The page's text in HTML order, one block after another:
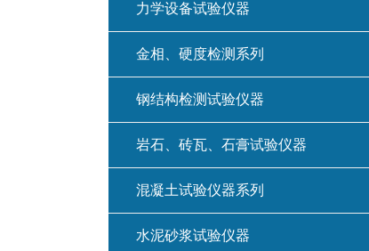
力学设备试验仪器
金相、硬度检测系列
钢结构检测试验仪器
岩石、砖瓦、石膏试验仪器
混凝土试验仪器系列
水泥砂浆试验仪器